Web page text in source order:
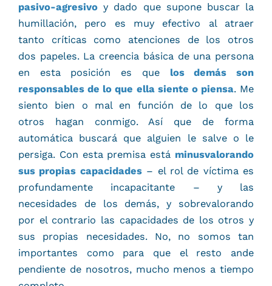
pasivo-agresivo y dado que supone buscar la
humillación, pero es muy efectivo al atraer
tanto críticas como atenciones de los otros
dos papeles. La creencia básica de una persona
en esta posición es que los demás son
responsables de lo que ella siente o piensa. Me
siento bien o mal en función de lo que los
otros hagan conmigo. Así que de forma
automática buscará que alguien le salve o le
persiga. Con esta premisa está minusvalorando
sus propias capacidades– el rol de víctima es
profundamente incapacitante – y las
necesidades de los demás, y sobrevalorando
por el contrario las capacidades de los otros y
sus propias necesidades. No, no somos tan
importantes como para que el resto ande
pendiente de nosotros, mucho menos a tiempo